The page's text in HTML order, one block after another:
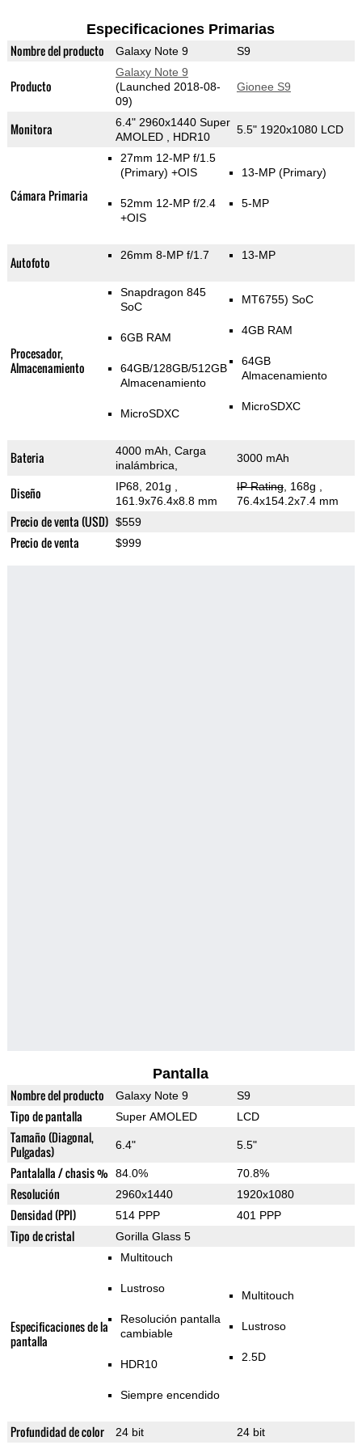
Especificaciones Primarias
Nombre del producto Galaxy Note 9 S9
Producto
Galaxy Note 9
(Launched 2018-08-
09)
Gionee S9
Monitora
6.4" 2960x1440 Super
AMOLED , HDR10
5.5" 1920x1080 LCD
Cámara Primaria
27mm 12-MP f/1.5
(Primary) +OIS
52mm 12-MP f/2.4
+OIS
13-MP (Primary)
5-MP
Autofoto 26mm 8-MP f/1.7 13-MP
Procesador,
Almacenamiento
Snapdragon 845
SoC
6GB RAM
64GB/128GB/512GB
Almacenamiento
MicroSDXC
MT6755) SoC
4GB RAM
64GB
Almacenamiento
MicroSDXC
Bateria
4000 mAh, Carga
inalámbrica,
3000 mAh
Diseño IP68, 201g
161.9x76.4x8.8 mm
IP Rating, 168g
76.4x154.2x7.4 mm
Precio de venta (USD) $559
Precio de venta $999
Pantalla
Nombre del producto Galaxy Note 9 S9
Tipo de pantalla Super AMOLED LCD
Tamaño (Diagonal,
Pulgadas)
6.4" 5.5"
Pantalalla / chasis % 84.0% 70.8%
Resolución 2960x1440 1920x1080
Densidad (PPI) 514 PPP 401 PPP
Tipo de cristal Gorilla Glass 5
Especificaciones de la
pantalla
Multitouch
Lustroso
Resolución pantalla
cambiable
HDR10
Siempre encendido
Multitouch
Lustroso
2.5D
Profundidad de color 24 bit 24 bit